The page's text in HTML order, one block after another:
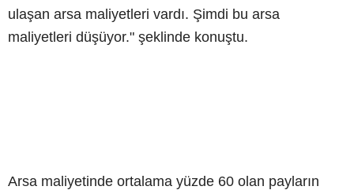
ulaşan arsa maliyetleri vardı. Şimdi bu arsa
maliyetleri düşüyor." şeklinde konuştu.
Arsa maliyetinde ortalama yüzde 60 olan payların